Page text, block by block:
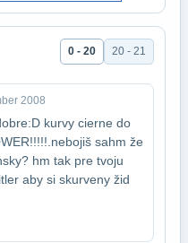
0 - 20 20 - 21
2008
kurvy cierne do
sa​hm že
hm tak pre tvoju
aby si skurveny žid